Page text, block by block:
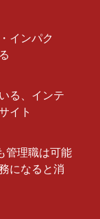
インパク
る、インテ
イト
管理職は可能
になると消